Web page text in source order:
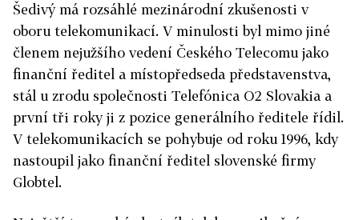
Šedivý má rozsáhlé mezinárodní zkušenosti v
oboru telekomunikací. V minulosti byl mimo jiné
členem nejužšího vedení Českého Telecomu jako
finanční ředitel a místopředseda představenstva,
stál u zrodu společnosti Telefónica O2 Slovakia a
první tři roky ji z pozice generálního ředitele řídil.
V telekomunikacích se pohybuje od roku 1996, kdy
nastoupil jako finanční ředitel slovenské firmy
Globtel.